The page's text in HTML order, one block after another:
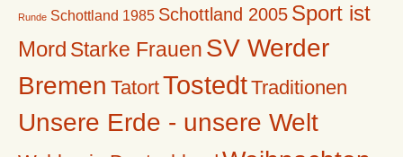
Runde Schottland 1985 Schottland 2005 Sport ist
Mord Starke Frauen SV Werder
Bremen TatortTostedtTraditionen
Unsere Erde - unsere Welt